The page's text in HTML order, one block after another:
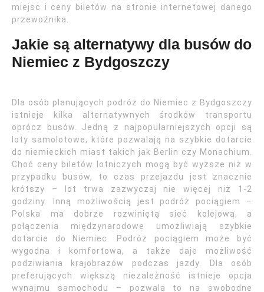
miejsc i ceny biletów na stronie internetowej danego
przewoźnika.
Jakie są alternatywy dla busów do
Niemiec z Bydgoszczy
Dla osób planujących podróż do Niemiec z Bydgoszczy
istnieje kilka alternatywnych środków transportu
oprócz busów. Jedną z najpopularniejszych opcji są
loty samolotowe, które pozwalają na szybkie dotarcie
do niemieckich miast takich jak Berlin czy Monachium.
Choć ceny biletów lotniczych mogą być wyższe niż w
przypadku busów, to czas przejazdu jest znacznie
krótszy – lot trwa zazwyczaj nie więcej niż 1-2
godziny. Inną możliwością jest podróż pociągiem –
Polska ma dobrze rozwiniętą sieć kolejową, a
połączenia międzynarodowe umożliwiają szybkie
dotarcie do Niemiec. Podróż pociągiem może być
wygodna i komfortowa, a także daje możliwość
podziwiania krajobrazów podczas jazdy. Dla osób
preferujących większą niezależność istnieje opcja
wynajmu samochodu – pozwala to na swobodne